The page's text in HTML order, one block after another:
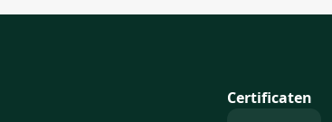
Certificaten